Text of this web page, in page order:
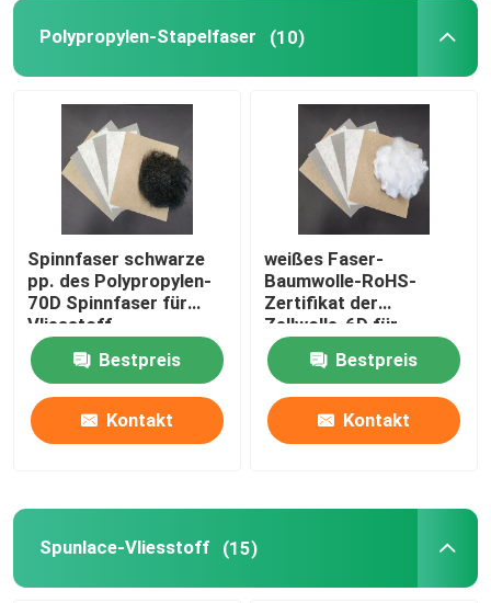
Polypropylen-Stapelfaser (10)
Spinnfaser schwarze
pp. des Polypropylen-
70D Spinnfaser für
Vliesstoff
Bestpreis
Kontakt
weißes Faser-
Baumwolle-RoHS-
Zertifikat der
Zellwolle-6D für
Teppich
Bestpreis
Kontakt
Spunlace-Vliesstoff (15)